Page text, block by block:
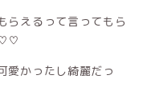
らえるって言ってもら
♡♡
愛かったし綺麗だっ